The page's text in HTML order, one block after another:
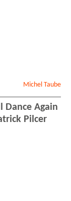
Michel Taube
Dance Again
Pilcer